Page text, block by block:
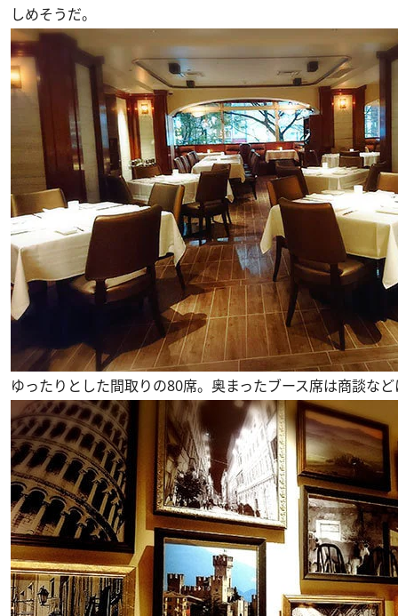
しめそうだ。
ゆったりとした間取りの80席。奥まったブース席は商談な